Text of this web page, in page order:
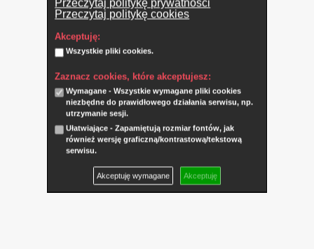
Przeczytaj politykę prywatności
Przeczytaj politykę cookies
Akceptuję:
Wszystkie pliki cookies.
Zaznacz cookies, które akceptujesz:
Wymagane - Wszystkie wymagane pliki cookies
niezbędne do prawidłowego działania serwisu, np.
utrzymanie sesji.
Ułatwiające - Zapamiętują rozmiar fontów, jak
również wersję graficzną/kontrastową/tekstową
serwisu.
Akceptuję wymagane Akceptuję